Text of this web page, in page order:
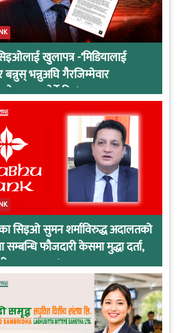
खुलापत्र -‘मिडियालाई
बन्नुस् भन्नुअघि गैरजिम्मेवार
व्यवहार हेर्ने कि !
सिइओ सुमन शर्माविरुद्ध अदालतको
फौजदारी केसमा मुद्धा दर्ता,
जान्छ पद !